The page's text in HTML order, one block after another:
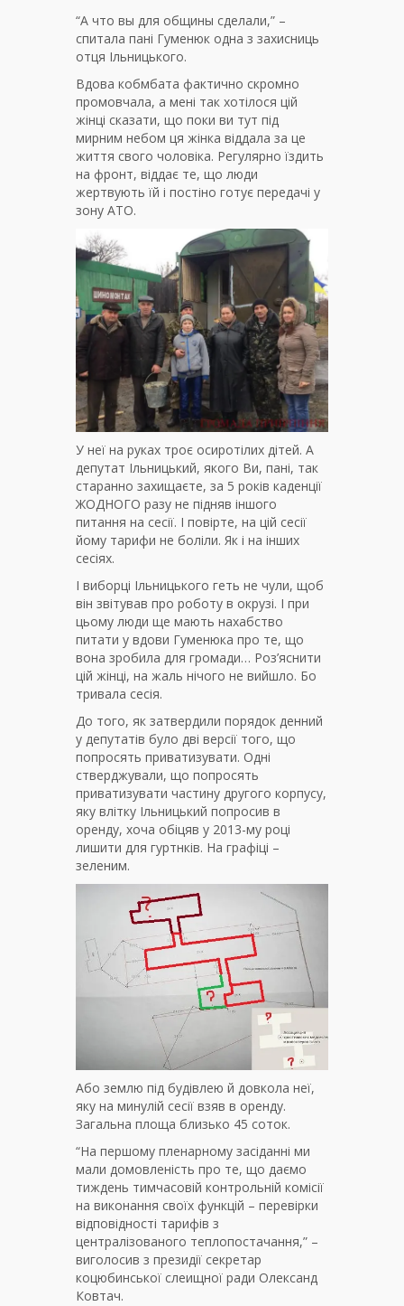
“А что вы для общины сделали,” –
спитала пані Гуменюк одна з захисниць
отця Ільницького.
Вдова кобмбата фактично скромно
промовчала, а мені так хотілося цій
жінці сказати, що поки ви тут під
мирним небом ця жінка віддала за це
життя свого чоловіка. Регулярно їздить
на фронт, віддає те, що люди
жертвують їй і постіно готує передачі у
зону АТО.
У неї на руках троє осиротілих дітей. А
депутат Ільницький, якого Ви, пані, так
старанно захищаєте, за 5 років каденції
ЖОДНОГО разу не підняв іншого
питання на сесії. І повірте, на цій сесії
йому тарифи не боліли. Як і на інших
сесіях.
І виборці Ільницького геть не чули, щоб
він звітував про роботу в окрузі. І при
цьому люди ще мають нахабство
питати у вдови Гуменюка про те, що
вона зробила для громади… Роз’яснити
цій жінці, на жаль нічого не вийшло. Бо
тривала сесія.
До того, як затвердили порядок денний
у депутатів було дві версії того, що
попросять приватизувати. Одні
стверджували, що попросять
приватизувати частину другого корпусу,
яку влітку Ільницький попросив в
оренду, хоча обіцяв у 2013-му році
лишити для гуртнків. На графіці –
зеленим.
Або землю під будівлею й довкола неї,
яку на минулій сесії взяв в оренду.
Загальна площа близько 45 соток.
“На першому пленарному засіданні ми
мали домовленість про те, що даємо
тиждень тимчасовій контрольній комісії
на виконання своїх функцій – перевірки
відповідності тарифів з
централізованого теплопостачання,” –
виголосив з президії секретар
коцюбинської слеищної ради Олександ
Ковтач.